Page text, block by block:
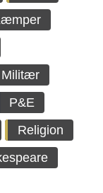
Militær
P&E
Religion